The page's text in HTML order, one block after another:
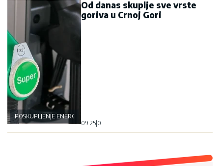
POSKUPLJENJE ENERGENATA
Od danas skuplje sve vrste
goriva u Crnoj Gori
09:25 0